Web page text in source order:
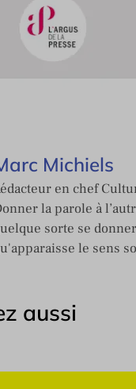
Michiels
en chef
la parole à
sorte se
le sens
aussi